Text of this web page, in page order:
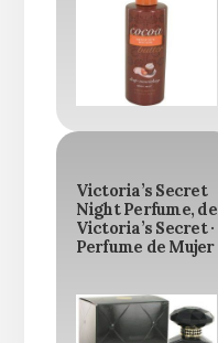
Victoria’s Secret
Night Perfume, de
Victoria’s Secret ·
Perfume de Mujer